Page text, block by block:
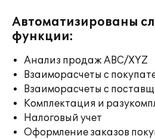
Автоматизированы
функции:
Анализ продаж ABC/XYZ
Взаиморасчеты с
Взаиморасчеты с
Комплектация и
Налоговый учет
Оформление заказов